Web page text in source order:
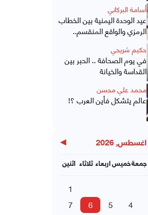
أسامة البركاني
عيد الوحدة اليمنية بين الخطاب
الرمزي والواقع المنقسم..
حكيم شريحي
في يوم الصحافة .. الحبر بين
القداسة والخيانة
محمد علي محسن
عالم يتشكل فأين العرب ؟!
اغسطس, 2026 ▶
اثنين ثلاثاء اربعاءخميسجمعة
1
4
5
6
7